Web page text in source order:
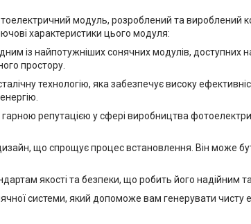
модуль, розроблений та вироблений
характеристики цього модуля:
із найпотужніших сонячних модулів, доступних
простору.
технологію, яка забезпечує високу
репутацією у сфері виробництва
що спрощує процес встановлення. Він може
якості та безпеки, що робить його надійним
системи, який допоможе вам генерувати